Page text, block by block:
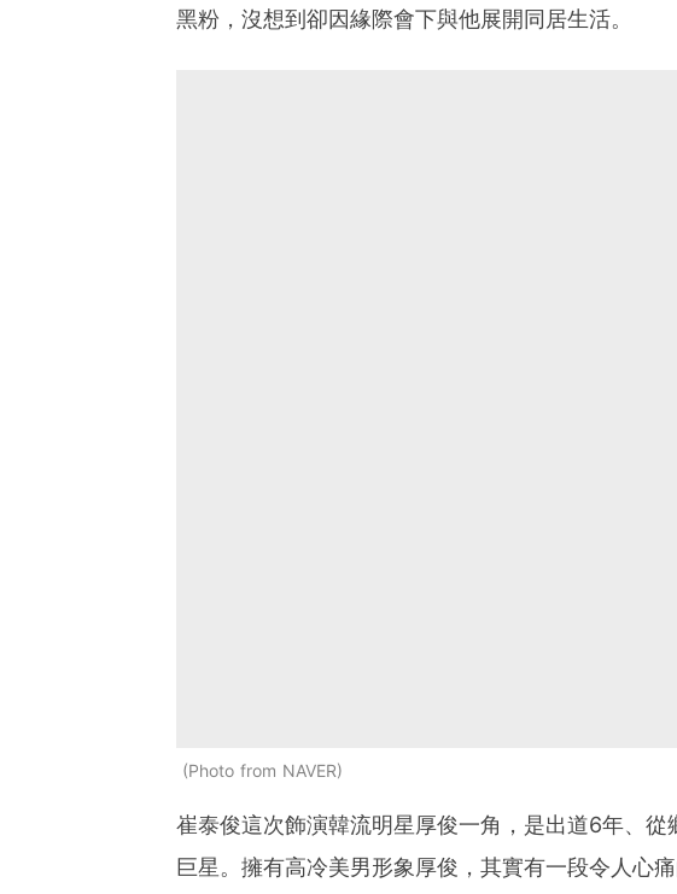
黑粉，沒想到卻因緣際會下與他展開同居生活。
Photo from NAVER
崔泰俊這次飾演韓流明星厚俊一角，是出道6年、
巨星。擁有高冷美男形象厚俊，其實有一段令人心